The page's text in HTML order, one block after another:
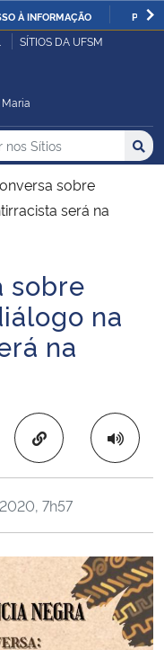
À INFORMAÇÃO
SÍTIOS DA UFSM
no nos Sítios
sobre
será na
sobre
na
na
Copiar para área
7h57